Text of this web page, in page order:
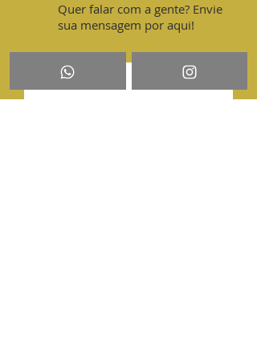
escoriantes e térmicos em
operações de soldagem e
Quer falar com a gente? Envie
sua mensagem por aqui!